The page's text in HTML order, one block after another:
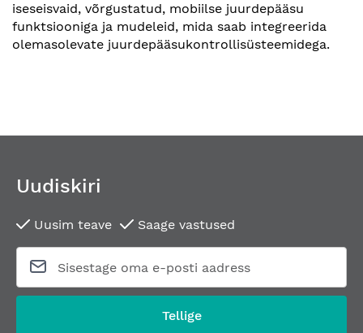
iseseisvaid, võrgustatud, mobiilse juurdepääsu
funktsiooniga ja mudeleid, mida saab integreerida
olemasolevate juurdepääsukontrollisüsteemidega.
Uudiskiri
Uusim teave Saage vastused
Tellige